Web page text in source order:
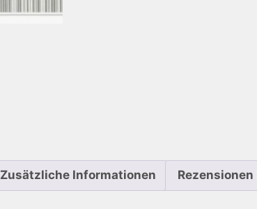
Zusätzliche Informationen Rezensionen